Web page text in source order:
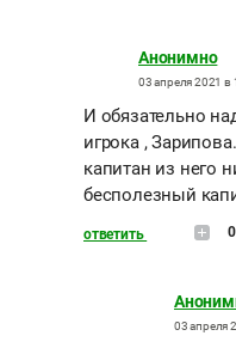
Анонимно
03 апреля 2021 в
И обязательно
игрока ,
капитан из него
бесполезный
ответить 0
03 апреля